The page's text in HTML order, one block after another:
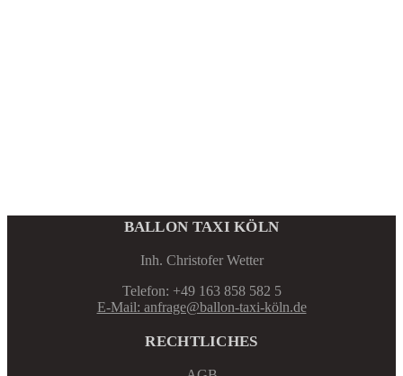
BALLON TAXI KÖLN
Inh. Christofer Wetter
Telefon: +49 163 858 582 5
E-Mail: anfrage@ballon-taxi-köln.de
RECHTLICHES